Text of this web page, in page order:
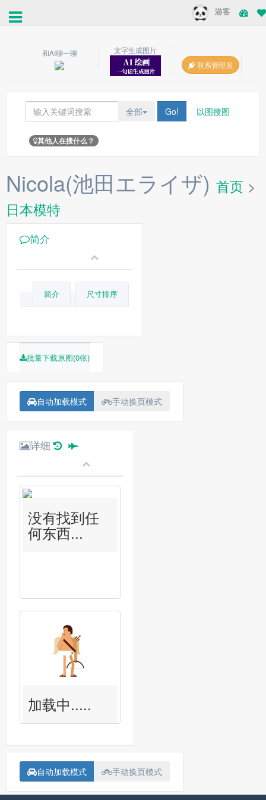
游客
和AI聊一聊
文字生成图片
联系管理员
全部 Go! 以图搜图
其他人在搜什么？
Nicola(池田エライザ) 首页 >
日本模特
简介
简介 尺寸排序
批量下载原图(0张)
自动加载模式 手动换页模式
详细
没有找到任
何东西...
加载中.....
自动加载模式 手动换页模式